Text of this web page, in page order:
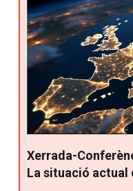
Xerrada-
La situació actual